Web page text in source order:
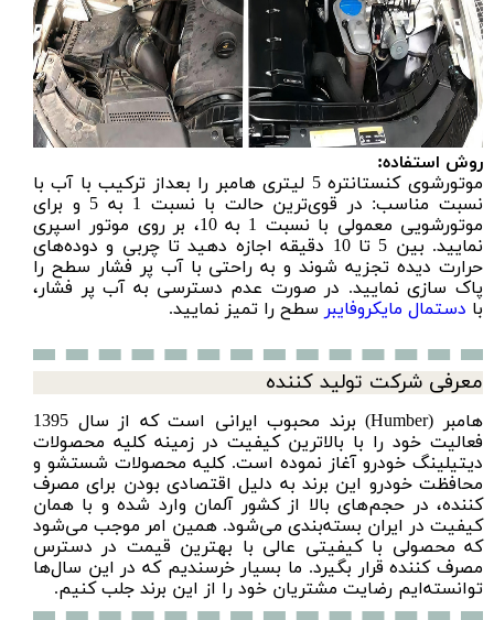
روش استفاده:
موتورشوی کنستانتره 5 لیتری هامبر را بعداز ترکیب با آب با
نسبت مناسب: در قوی‌ترین حالت با نسبت 1 به 5 و برای
موتورشویی معمولی با نسبت 1 به 10، بر روی موتور اسپری
نمایید. بین 5 تا 10 دقیقه اجازه دهید تا چربی و دوده‌های
حرارت دیده تجزیه شوند و به راحتی با آب پر فشار سطح را
پاک سازی نمایید. در صورت عدم دسترسی به آب پر فشار،
با دستمال مایکروفایبر سطح را تمیز نمایید.
معرفی شرکت تولید کننده
هامبر (Humber) برند محبوب ایرانی است که از سال 1395
فعالیت خود را با بالاترین کیفیت در زمینه کلیه محصولات
دیتیلینگ خودرو آغاز نموده است. کلیه محصولات شستشو و
محافظت خودرو این برند به دلیل اقتصادی بودن برای مصرف
کننده، در حجم‌های بالا از کشور آلمان وارد شده و با همان
کیفیت در ایران بسته‌بندی می‌شود. همین امر موجب می‌شود
که محصولی با کیفیتی عالی با بهترین قیمت در دسترس
مصرف کننده قرار بگیرد. ما بسیار خرسندیم که در این سال‌ها
توانسته‌ایم رضایت مشتریان خود را از این برند جلب کنیم.